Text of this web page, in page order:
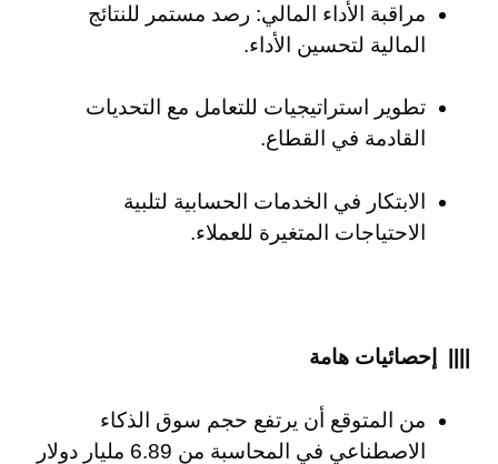
مراقبة الأداء المالي: رصد مستمر للنتائج
المالية لتحسين الأداء.
تطوير استراتيجيات للتعامل مع التحديات
القادمة في القطاع.
الابتكار في الخدمات الحسابية لتلبية
الاحتياجات المتغيرة للعملاء.
|||| إحصائيات هامة
من المتوقع أن يرتفع حجم سوق الذكاء
الاصطناعي في المحاسبة من 6.89 مليار دولار